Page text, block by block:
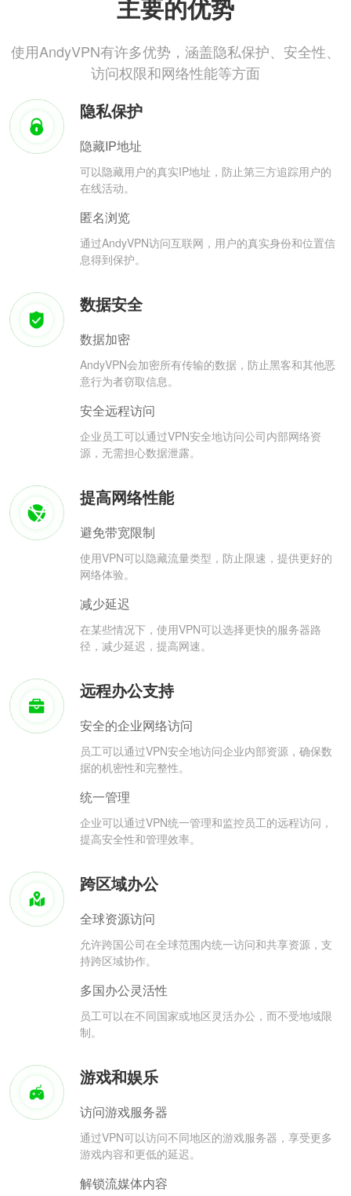
主要的优势
使用AndyVPN有许多优势，涵盖隐私保护、安全性、
访问权限和网络性能等方面
隐私保护
隐藏IP地址
可以隐藏用户的真实IP地址，防止第三方追踪用户的
在线活动。
匿名浏览
通过AndyVPN访问互联网，用户的真实身份和位置信
息得到保护。
数据安全
数据加密
AndyVPN会加密所有传输的数据，防止黑客和其他恶
意行为者窃取信息。
安全远程访问
企业员工可以通过VPN安全地访问公司内部网络资
源，无需担心数据泄露。
提高网络性能
避免带宽限制
使用VPN可以隐藏流量类型，防止限速，提供更好的
网络体验。
减少延迟
在某些情况下，使用VPN可以选择更快的服务器路
径，减少延迟，提高网速。
远程办公支持
安全的企业网络访问
员工可以通过VPN安全地访问企业内部资源，确保数
据的机密性和完整性。
统一管理
企业可以通过VPN统一管理和监控员工的远程访问，
提高安全性和管理效率。
跨区域办公
全球资源访问
允许跨国公司在全球范围内统一访问和共享资源，支
持跨区域协作。
多国办公灵活性
员工可以在不同国家或地区灵活办公，而不受地域限
制。
游戏和娱乐
访问游戏服务器
通过VPN可以访问不同地区的游戏服务器，享受更多
游戏内容和更低的延迟。
解锁流媒体内容